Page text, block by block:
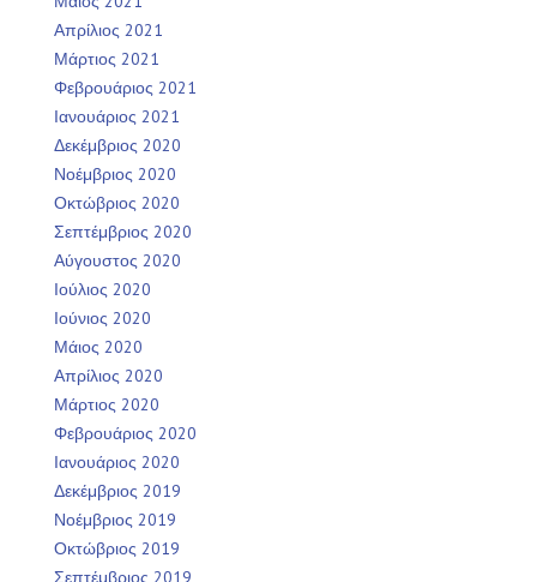
Απρίλιος 2021
Μάρτιος 2021
Φεβρουάριος 2021
Ιανουάριος 2021
Δεκέμβριος 2020
Νοέμβριος 2020
Οκτώβριος 2020
Σεπτέμβριος 2020
Αύγουστος 2020
Ιούλιος 2020
Ιούνιος 2020
Μάιος 2020
Απρίλιος 2020
Μάρτιος 2020
Φεβρουάριος 2020
Ιανουάριος 2020
Δεκέμβριος 2019
Νοέμβριος 2019
Οκτώβριος 2019
Σεπτέμβριος 2019